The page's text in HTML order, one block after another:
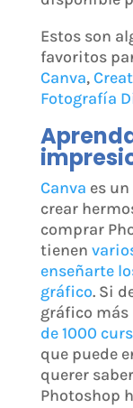
Estos son
favoritos
Canva,
Fotografía
Canva es
crear
comprar
tienen
enseñarte
gráfico. Si
gráfico
de 1000
que puede
querer
Photoshop